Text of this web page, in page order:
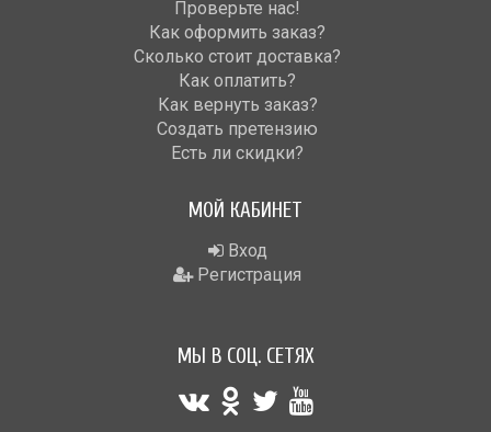
Проверьте нас!
Как оформить заказ?
Сколько стоит доставка?
Как оплатить?
Как вернуть заказ?
Создать претензию
Есть ли скидки?
МОЙ КАБИНЕТ
Вход
Регистрация
МЫ В СОЦ. СЕТЯХ